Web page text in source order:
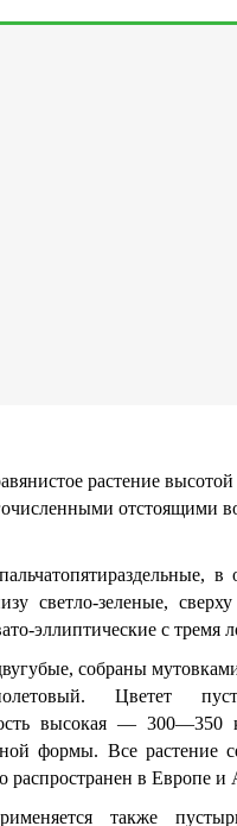
растение
отстоящими
светло-зеленые,
эллиптические с тремя
собраны
Цветет
высокая — 300—350
формы. Все растение
распространен в Европе
также